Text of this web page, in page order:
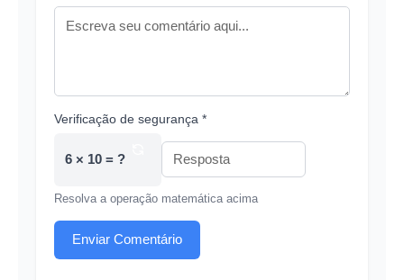
Verificação de segurança *
6 × 10 = ?
Resolva a operação matemática acima
Enviar Comentário